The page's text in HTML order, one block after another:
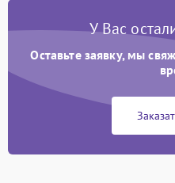
Перегрев устройства
Неисправность системы
Повреждение разъемов
У Вас
Оставьте заявку, мы